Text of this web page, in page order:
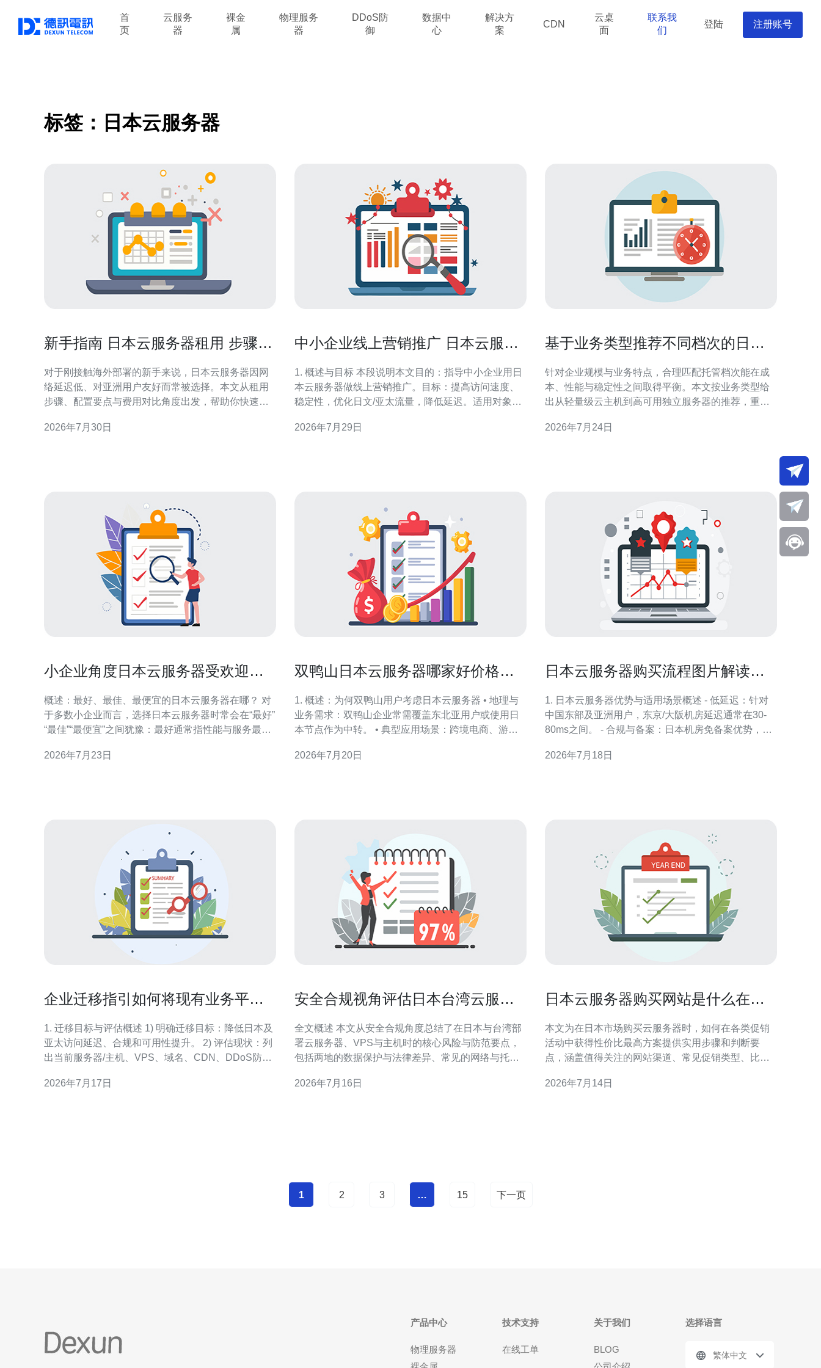
首
页
云服务
器
裸金
属
物理服务
器
DDoS防
御
数据中
心
解决方
案
CDN
云桌
面
联系我
们
登陆 注册账号
标签：日本云服务器
新手指南 日本云服务器租用 步骤与
对于刚接触海外部署的新手来说，日本云服务器因网
络延迟低、对亚洲用户友好而常被选择。本文从租用
步骤、配置要点与费用对比角度出发，帮助你快速完
DDoS防护等关键环节。 第一步：明确用途与带宽需
2026年7月30日
中小企业线上营销推广 日本云服务
1. 概述与目标 本段说明本文目的：指导中小企业用日
本云服务器做线上营销推广。目标：提高访问速度、
稳定性，优化日文/亚太流量，降低延迟。适用对象：
点。 2. 为什么选择日本云服务器 列出原因并给出判断
2026年7月29日
基于业务类型推荐不同档次的日本
针对企业规模与业务特点，合理匹配托管档次能在成
本、性能与稳定性之间取得平衡。本文按业务类型给
出从轻量级云主机到高可用独立服务器的推荐，重点
点，便于快速决策并降低上线风险。 哪个档次适合个
2026年7月24日
小企业角度日本云服务器受欢迎吗
概述：最好、最佳、最便宜的日本云服务器在哪？ 对
于多数小企业而言，选择日本云服务器时常会在“最好”
“最佳”“最便宜”之间犹豫：最好通常指性能与服务最顶
合性价比高且稳定（如Sakura/ConoHa等本土云），
2026年7月23日
双鸭山日本云服务器哪家好价格性
1. 概述：为何双鸭山用户考虑日本云服务器 • 地理与
业务需求：双鸭山企业常需覆盖东北亚用户或使用日
本节点作为中转。 • 典型应用场景：跨境电商、游戏
度：延迟（RTT）、丢包率、带宽质量、价格、DDoS
2026年7月20日
日本云服务器购买流程图片解读优
1. 日本云服务器优势与适用场景概述 - 低延迟：针对
中国东部及亚洲用户，东京/大阪机房延迟通常在30-
80ms之间。 - 合规与备案：日本机房免备案优势，但
速、API后端、海外独立站、跨境电商、流媒体分发
2026年7月18日
企业迁移指引如何将现有业务平滑
1. 迁移目标与评估概述 1) 明确迁移目标：降低日本及
亚太访问延迟、合规和可用性提升。 2) 评估现状：列
出当前服务器/主机、VPS、域名、CDN、DDoS防护
99.95%、带宽峰值估计（Mbps/Gbps）。 4) 风险识
2026年7月17日
安全合规视角评估日本台湾云服务
全文概述 本文从安全合规角度总结了在日本与台湾部
署云服务器、VPS与主机时的核心风险与防范要点，
包括两地的数据保护与法律差异、常见的网络与托管
界安全），并提出切实的合规与技术控制建议，最终
2026年7月16日
日本云服务器购买网站是什么在促
本文为在日本市场购买云服务器时，如何在各类促销
活动中获得性价比最高方案提供实用步骤和判断要
点，涵盖值得关注的网站渠道、常见促销类型、比价
策。 哪些网站和渠道在促销期间最值得关注？ 先关注
2026年7月14日
1 2 3 … 15 下一页
产品中心
物理服务器
技术支持
在线工单
关于我们
BLOG
选择语言
繁体中文